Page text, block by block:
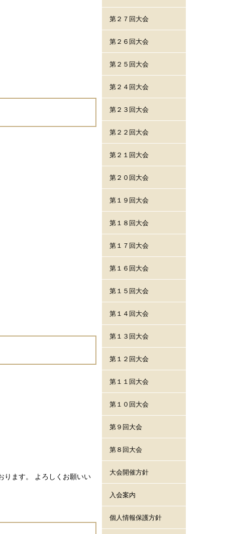
ります。 よろしくお願いい
第２７回大会
第２６回大会
第２５回大会
第２４回大会
第２３回大会
第２２回大会
第２１回大会
第２０回大会
第１９回大会
第１８回大会
第１７回大会
第１６回大会
第１５回大会
第１４回大会
第１３回大会
第１２回大会
第１１回大会
第１０回大会
第９回大会
第８回大会
大会開催方針
入会案内
個人情報保護方針